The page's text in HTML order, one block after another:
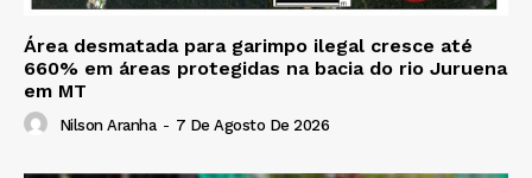
Área desmatada para garimpo ilegal cresce até
660% em áreas protegidas na bacia do rio Juruena
em MT
Nilson Aranha - 7 De Agosto De 2026